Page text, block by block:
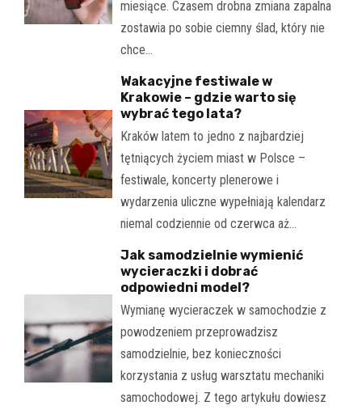
miesiące. Czasem drobna zmiana zapalna
zostawia po sobie ciemny ślad, który nie
chce…
Wakacyjne festiwale w
Krakowie – gdzie warto się
wybrać tego lata?
Kraków latem to jedno z najbardziej
tętniących życiem miast w Polsce –
festiwale, koncerty plenerowe i
wydarzenia uliczne wypełniają kalendarz
niemal codziennie od czerwca aż…
Jak samodzielnie wymienić
wycieraczki i dobrać
odpowiedni model?
Wymianę wycieraczek w samochodzie z
powodzeniem przeprowadzisz
samodzielnie, bez konieczności
korzystania z usług warsztatu mechaniki
samochodowej. Z tego artykułu dowiesz